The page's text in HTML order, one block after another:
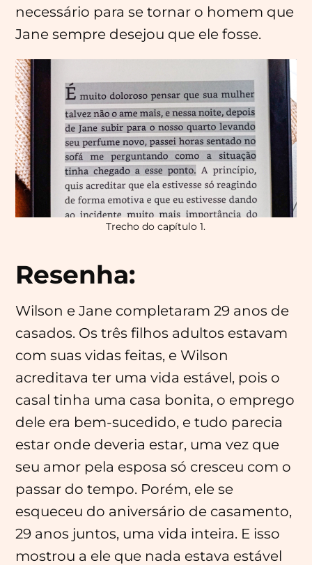
necessário para se tornar o homem que
Jane sempre desejou que ele fosse.
Trecho do capítulo 1.
Resenha:
Wilson e Jane completaram 29 anos de
casados. Os três filhos adultos estavam
com suas vidas feitas, e Wilson
acreditava ter uma vida estável, pois o
casal tinha uma casa bonita, o emprego
dele era bem-sucedido, e tudo parecia
estar onde deveria estar, uma vez que
seu amor pela esposa só cresceu com o
passar do tempo. Porém, ele se
esqueceu do aniversário de casamento,
29 anos juntos, uma vida inteira. E isso
mostrou a ele que nada estava estável